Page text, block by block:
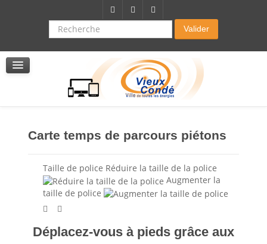
Recherche Valider
La résidence autonomie
Service de soins infirmers à domicile
Service d'aide à domicile
Pole multi services accompagnement seniors
Carte temps de parcours piétons
Taille de police Réduire la taille de la police
Augmenter la
taille de police
Déplacez-vous à pieds grâce aux